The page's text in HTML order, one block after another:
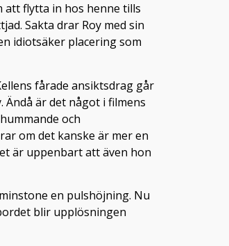
att flytta in hos henne tills
Sakta drar Roy med sin
idiotsäker placering som
fårade ansiktsdrag går
är det något i filmens
och
om det kanske är mer en
är uppenbart att även hon
en pulshöjning. Nu
blir upplösningen